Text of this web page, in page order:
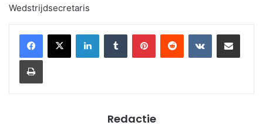
Wedstrijdsecretaris
LinkedInTumblr PinterestReddit VKontakteShare via Email
Print
Redactie